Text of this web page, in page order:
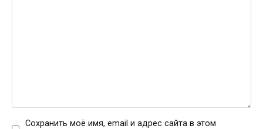
Сохранить моё имя, email и адрес сайта в этом